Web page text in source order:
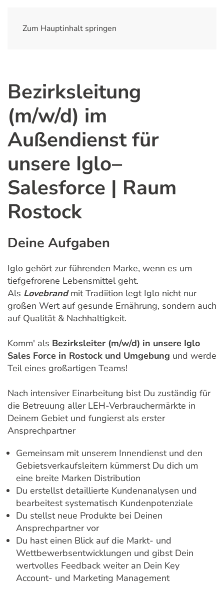
Zum Hauptinhalt springen
Bezirksleitung
(m/w/d) im
Außendienst für
unsere Iglo–
Salesforce | Raum
Rostock
Deine Aufgaben
Iglo gehört zur führenden Marke, wenn es um
tiefgefrorene Lebensmittel geht.
Als Lovebrandmit Tradiition legt Iglo nicht nur
großen Wert auf gesunde Ernährung, sondern auch
auf Qualität & Nachhaltigkeit.
Komm' als Bezirksleiter (m/w/d) in unsere Iglo
Sales Force in Rostock und Umgebung und werde
Teil eines großartigen Teams!
Nach intensiver Einarbeitung bist Du zuständig für
die Betreuung aller LEH-Verbrauchermärkte in
Deinem Gebiet und fungierst als erster
Ansprechpartner
Gemeinsam mit unserem Innendienst und den
Gebietsverkaufsleitern kümmerst Du dich um
eine breite Marken Distribution
Du erstellst detaillierte Kundenanalysen und
bearbeitest systematisch Kundenpotenziale
Du stellst neue Produkte bei Deinen
Ansprechpartner vor
Du hast einen Blick auf die Markt- und
Wettbewerbsentwicklungen und gibst Dein
wertvolles Feedback weiter an Dein Key
Account- und Marketing Management